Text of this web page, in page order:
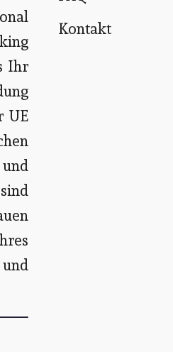
Ihr
UE
Kontakt